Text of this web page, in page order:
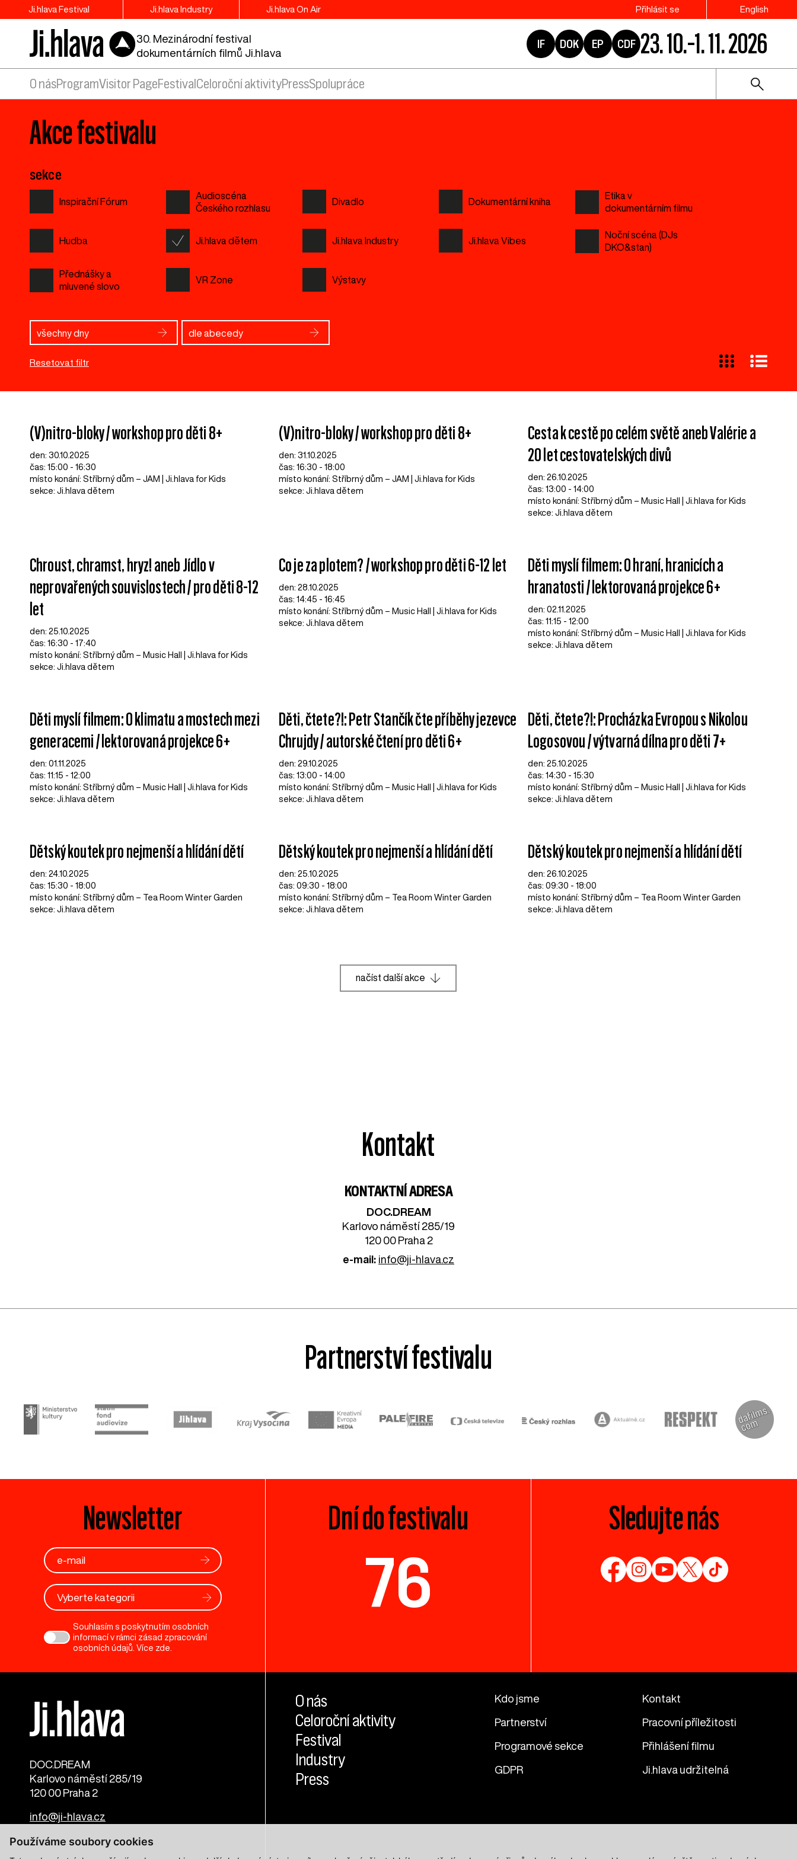
Používáme soubory cookies
Ji.hlava Festival Ji.hlava Industry Ji.hlava On Air Přihlásit se English
30. Mezinárodní festival
dokumentárních filmů Ji.hlava
IF DOK EP CDF 23. 10.–1. 11. 2026
O násProgramVisitor PageFestival Celoroční aktivityPressSpolupráce
Akce festivalu
sekce
Inspirační Fórum
Audioscéna
Českého rozhlasu
Divadlo Dokumentární kniha
Etika v
dokumentárním filmu
Hudba Ji.hlava dětem Ji.hlava Industry Ji.hlava Vibes
Noční scéna (DJs
DKO&stan)
Přednášky a
mluvené slovo
VR Zone Výstavy
všechny dny dle abecedy
Resetovat filtr
(V)nitro-bloky / workshop pro děti 8+
den: 30.10.2025
čas: 15:00 - 16:30
místo konání: Stříbrný dům – JAM | Ji.hlava for Kids
sekce: Ji.hlava dětem
(V)nitro-bloky / workshop pro děti 8+
den: 31.10.2025
čas: 16:30 - 18:00
místo konání: Stříbrný dům – JAM | Ji.hlava for Kids
sekce: Ji.hlava dětem
Cesta k cestě po celém světě aneb Valérie a
20 let cestovatelských divů
den: 26.10.2025
čas: 13:00 - 14:00
místo konání: Stříbrný dům – Music Hall | Ji.hlava for Kids
sekce: Ji.hlava dětem
Chroust, chramst, hryz! aneb Jídlo v
neprovařených souvislostech / pro děti 8-12
let
den: 25.10.2025
čas: 16:30 - 17:40
místo konání: Stříbrný dům – Music Hall | Ji.hlava for Kids
sekce: Ji.hlava dětem
Co je za plotem? / workshop pro děti 6-12 let
den: 28.10.2025
čas: 14:45 - 16:45
místo konání: Stříbrný dům – Music Hall | Ji.hlava for Kids
sekce: Ji.hlava dětem
Děti myslí filmem: O hraní, hranicích a
hranatosti / lektorovaná projekce 6+
den: 02.11.2025
čas: 11:15 - 12:00
místo konání: Stříbrný dům – Music Hall | Ji.hlava for Kids
sekce: Ji.hlava dětem
Děti myslí filmem: O klimatu a mostech mezi
generacemi / lektorovaná projekce 6+
den: 01.11.2025
čas: 11:15 - 12:00
místo konání: Stříbrný dům – Music Hall | Ji.hlava for Kids
sekce: Ji.hlava dětem
Děti, čtete?!: Petr Stančík čte příběhy jezevce
Chrujdy / autorské čtení pro děti 6+
den: 29.10.2025
čas: 13:00 - 14:00
místo konání: Stříbrný dům – Music Hall | Ji.hlava for Kids
sekce: Ji.hlava dětem
Děti, čtete?!: Procházka Evropou s Nikolou
Logosovou / výtvarná dílna pro děti 7+
den: 25.10.2025
čas: 14:30 - 15:30
místo konání: Stříbrný dům – Music Hall | Ji.hlava for Kids
sekce: Ji.hlava dětem
Dětský koutek pro nejmenší a hlídání dětí
den: 24.10.2025
čas: 15:30 - 18:00
místo konání: Stříbrný dům – Tea Room Winter Garden
sekce: Ji.hlava dětem
Dětský koutek pro nejmenší a hlídání dětí
den: 25.10.2025
čas: 09:30 - 18:00
místo konání: Stříbrný dům – Tea Room Winter Garden
sekce: Ji.hlava dětem
Dětský koutek pro nejmenší a hlídání dětí
den: 26.10.2025
čas: 09:30 - 18:00
místo konání: Stříbrný dům – Tea Room Winter Garden
sekce: Ji.hlava dětem
načíst další akce
Kontakt
KONTAKTNÍ ADRESA
DOC.DREAM​
Karlovo náměstí 285/19
120 00 Praha 2
e-mail: info@ji-hlava.cz
Partnerství festivalu
Newsletter
Vyberte kategorii
Souhlasím s poskytnutím osobních
informací v rámci zásad zpracování
osobních údajů. Více zde.
Dní do festivalu
76
Sledujte nás
DOC.DREAM​
Karlovo náměstí 285/19
120 00 Praha 2
info@ji-hlava.cz
O nás
Celoroční aktivity
Festival
Industry
Press
Kdo jsme Kontakt
Partnerství Pracovní příležitosti
Programové sekce Přihlášení filmu
GDPR Ji.hlava udržitelná